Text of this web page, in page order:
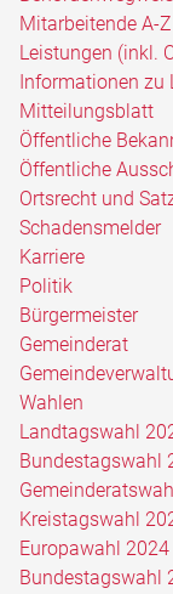
Mitarbeitende A-Z
Leistungen (inkl.
Informationen zu
Mitteilungsblatt
Öffentliche
Öffentliche
Ortsrecht und
Schadensmelder
Karriere
Politik
Bürgermeister
Gemeinderat
Wahlen
Landtagswahl
Bundestagswahl
Kreistagswahl
Europawahl 2024
Bundestagswahl